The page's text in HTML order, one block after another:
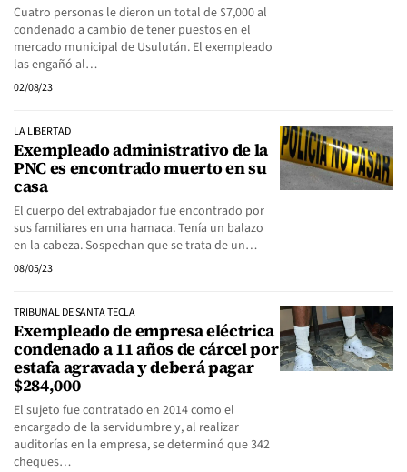
Cuatro personas le dieron un total de $7,000 al
condenado a cambio de tener puestos en el
mercado municipal de Usulután. El exempleado
las engañó al…
02/08/23
LA LIBERTAD
Exempleado administrativo de la
PNC es encontrado muerto en su
casa
El cuerpo del extrabajador fue encontrado por
sus familiares en una hamaca. Tenía un balazo
en la cabeza. Sospechan que se trata de un…
08/05/23
TRIBUNAL DE SANTA TECLA
Exempleado de empresa eléctrica
condenado a 11 años de cárcel por
estafa agravada y deberá pagar
$284,000
El sujeto fue contratado en 2014 como el
encargado de la servidumbre y, al realizar
auditorías en la empresa, se determinó que 342
cheques…